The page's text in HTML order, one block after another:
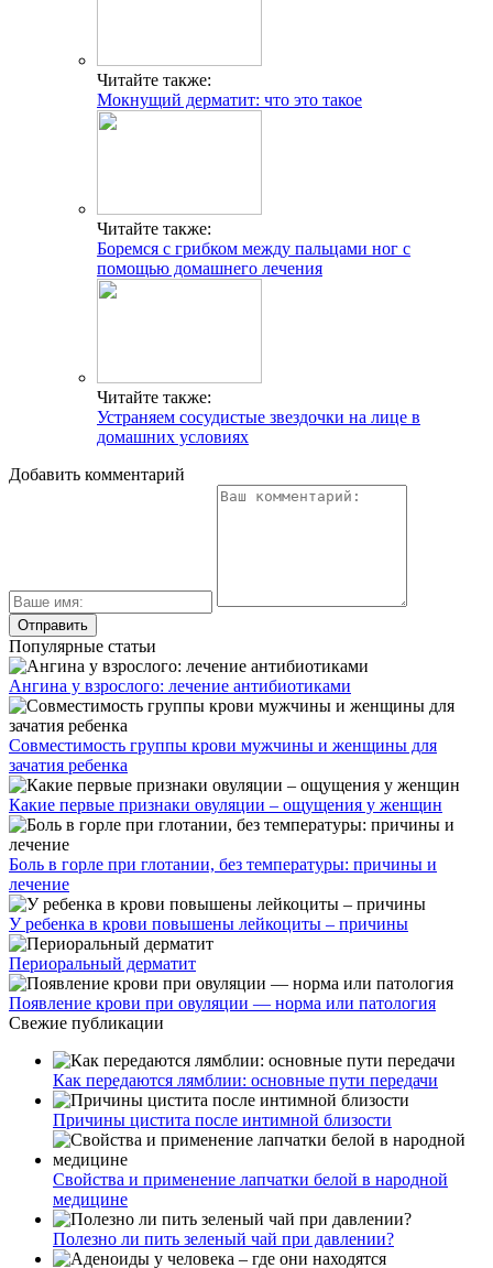
Читайте также:
Мокнущий дерматит: что это такое
Читайте также:
Боремся с грибком между пальцами ног с
помощью домашнего лечения
Читайте также:
Устраняем сосудистые звездочки на лице в
домашних условиях
Добавить комментарий
Популярные статьи
Ангина у взрослого: лечение антибиотиками
Совместимость группы крови мужчины и женщины для
зачатия ребенка
Какие первые признаки овуляции – ощущения у женщин
Боль в горле при глотании, без температуры: причины и
лечение
У ребенка в крови повышены лейкоциты – причины
Периоральный дерматит
Появление крови при овуляции — норма или патология
Свежие публикации
Как передаются лямблии: основные пути передачи
Причины цистита после интимной близости
Свойства и применение лапчатки белой в народной
медицине
Полезно ли пить зеленый чай при давлении?